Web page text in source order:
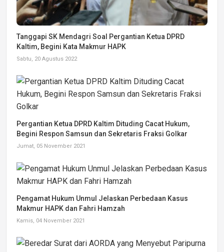
Tanggapi SK Mendagri Soal Pergantian Ketua DPRD
Kaltim, Begini Kata Makmur HAPK
Sabtu, 20 Agustus 2022
Pergantian Ketua DPRD Kaltim Dituding Cacat Hukum,
Begini Respon Samsun dan Sekretaris Fraksi Golkar
Jumat, 05 November 2021
Pengamat Hukum Unmul Jelaskan Perbedaan Kasus
Makmur HAPK dan Fahri Hamzah
Kamis, 04 November 2021